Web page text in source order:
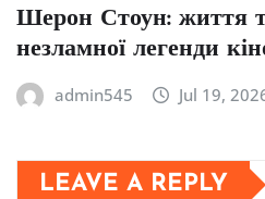
Шерон Стоун: життя
незламної легенди
admin545 Jul 19,
LEAVE A REPLY